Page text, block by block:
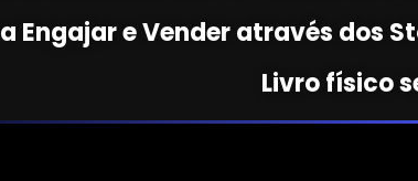
a Engajar e Vender através dos
Livro físico